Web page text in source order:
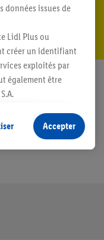
données issues de
Lidl Plus ou
créer un identifiant
exploités par
également être
sans procéder à
terminaux ou
échéant, d’autres
En cliquant sur
de plus amples
Accepter